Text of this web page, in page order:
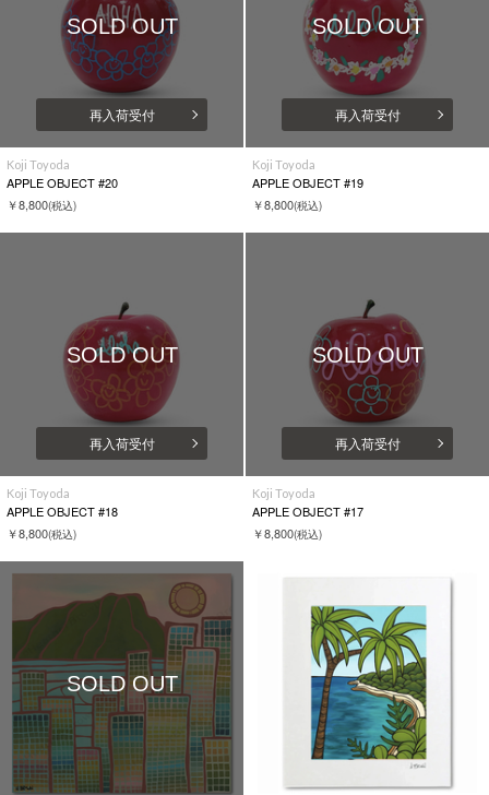
SOLD OUT
再入荷受付
Koji Toyoda
APPLE OBJECT #20
￥8,800(税込)
SOLD OUT
再入荷受付
Koji Toyoda
APPLE OBJECT #19
￥8,800(税込)
SOLD OUT
再入荷受付
Koji Toyoda
APPLE OBJECT #18
￥8,800(税込)
SOLD OUT
再入荷受付
Koji Toyoda
APPLE OBJECT #17
￥8,800(税込)
SOLD OUT